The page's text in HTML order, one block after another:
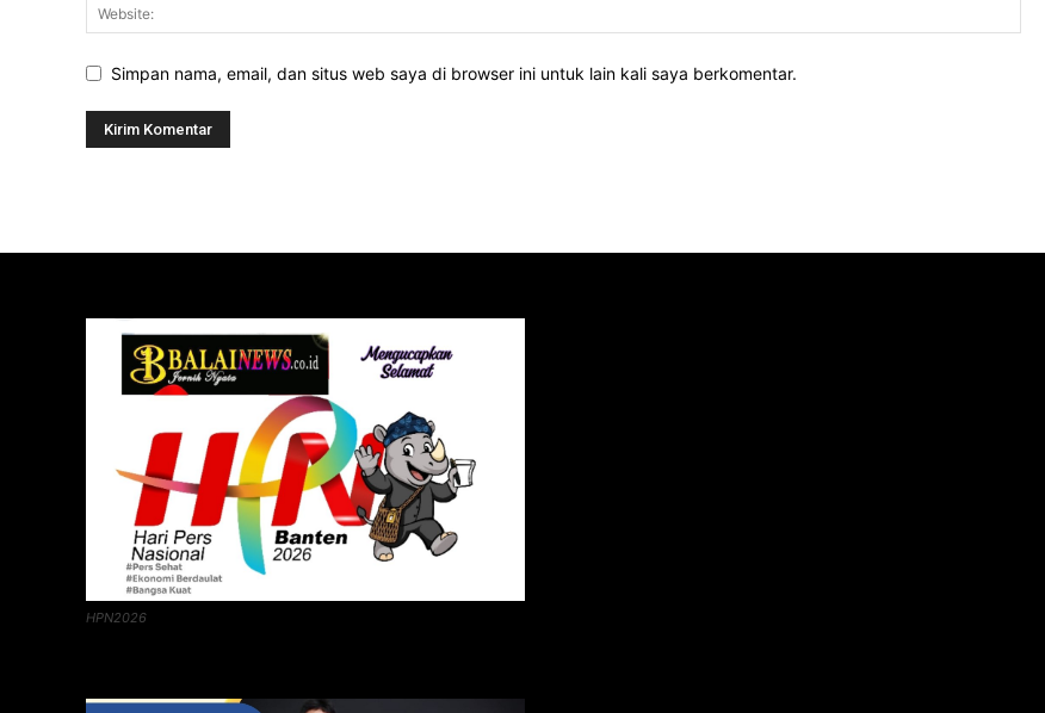
Simpan nama, email, dan situs web saya di browser ini untuk lain kali saya berkomentar.
HPN2026